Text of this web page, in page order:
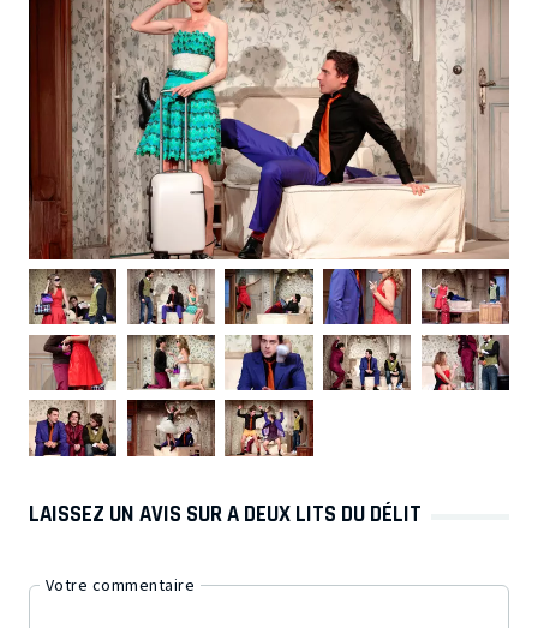
LAISSEZ UN AVIS SUR A DEUX LITS DU DÉLIT
Votre commentaire